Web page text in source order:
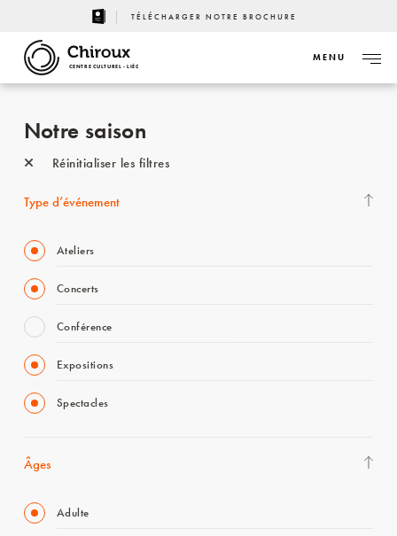
TÉLÉCHARGER NOTRE BROCHURE
CENTRE CULTUREL - LIÈGE
MENU
Notre saison
Réinitialiser les filtres
Type d’événement
Ateliers
Concerts
Conférence
Expositions
Spectacles
Âges
Adulte